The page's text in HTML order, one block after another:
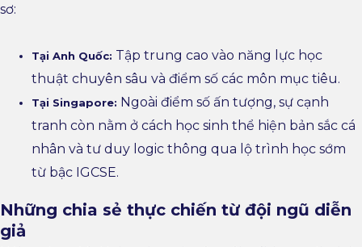
sơ:
Tại Anh Quốc: Tập trung cao vào năng lực học
thuật chuyên sâu và điểm số các môn mục tiêu.
Tại Singapore: Ngoài điểm số ấn tượng, sự cạnh
tranh còn nằm ở cách học sinh thể hiện bản sắc cá
nhân và tư duy logic thông qua lộ trình học sớm
từ bậc IGCSE.
Những chia sẻ thực chiến từ đội ngũ diễn
giả